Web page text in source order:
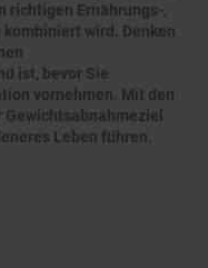
richtigen Ernährungs-,
wird. Denken
ist, bevor Sie
vornehmen. Mit den
Leben führen.